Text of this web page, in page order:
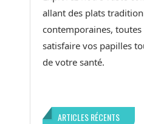
allant des plats
contemporaines,
satisfaire vos papilles
de votre santé.
ARTICLES RÉCENTS